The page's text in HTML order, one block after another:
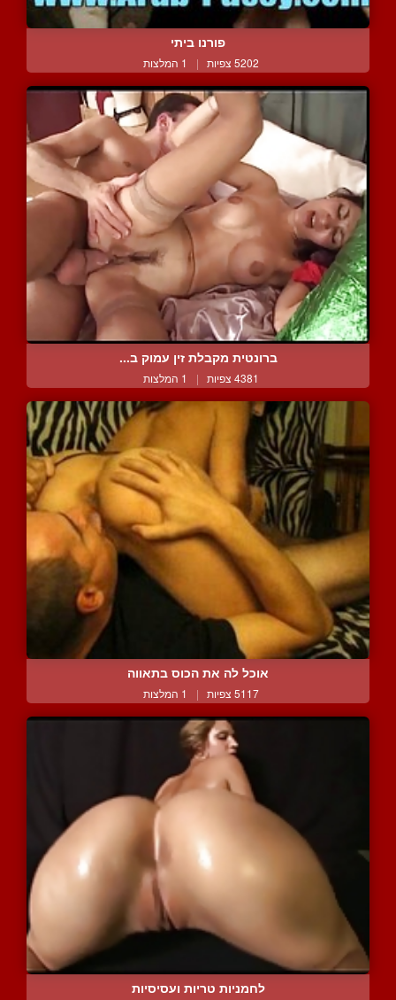
פורנו ביתי
5202 צפיות | 1 המלצות
ברונטית מקבלת זין עמוק ב...
4381 צפיות | 1 המלצות
אוכל לה את הכוס בתאווה
5117 צפיות | 1 המלצות
לחמניות טריות ועסיסיות